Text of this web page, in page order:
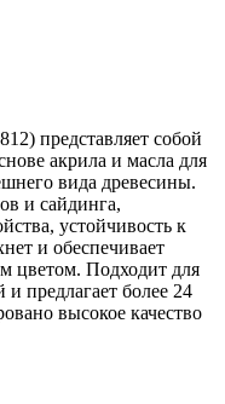
представляет собой
акрила и масла для
вида древесины.
и сайдинга,
устойчивость к
и обеспечивает
цветом. Подходит для
предлагает более 24
высокое качество